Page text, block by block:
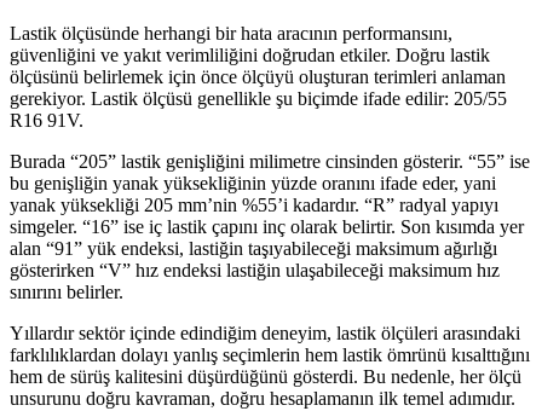
Lastik ölçüsünde herhangi bir hata aracının performansını,
güvenliğini ve yakıt verimliliğini doğrudan etkiler. Doğru lastik
ölçüsünü belirlemek için önce ölçüyü oluşturan terimleri anlaman
gerekiyor. Lastik ölçüsü genellikle şu biçimde ifade edilir: 205/55
R16 91V.
Burada “205” lastik genişliğini milimetre cinsinden gösterir. “55” ise
bu genişliğin yanak yüksekliğinin yüzde oranını ifade eder, yani
yanak yüksekliği 205 mm’nin %55’i kadardır. “R” radyal yapıyı
simgeler. “16” ise iç lastik çapını inç olarak belirtir. Son kısımda yer
alan “91” yük endeksi, lastiğin taşıyabileceği maksimum ağırlığı
gösterirken “V” hız endeksi lastiğin ulaşabileceği maksimum hız
sınırını belirler.
Yıllardır sektör içinde edindiğim deneyim, lastik ölçüleri arasındaki
farklılıklardan dolayı yanlış seçimlerin hem lastik ömrünü kısalttığını
hem de sürüş kalitesini düşürdüğünü gösterdi. Bu nedenle, her ölçü
unsurunu doğru kavraman, doğru hesaplamanın ilk temel adımıdır.